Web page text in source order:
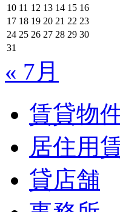
10 11 12 13 14 15 16
17 18 19 20 21 22 23
24 25 26 27 28 29 30
31
« 7月
賃貸物
居住用
貸店舗